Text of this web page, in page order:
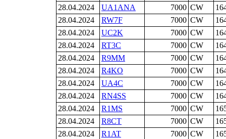
28.04.2024
UA1ANA 7000 CW
28.04.2024
RW7F 7000 CW
28.04.2024
UC2K 7000 CW
28.04.2024
RT3C 7000 CW
28.04.2024
R9MM 7000 CW
28.04.2024
R4KO 7000 CW
28.04.2024
UA4C 7000 CW
28.04.2024
RN4SS 7000 CW
28.04.2024
R1MS 7000 CW
28.04.2024
R8CT 7000 CW
28.04.2024
R1AT 7000 CW